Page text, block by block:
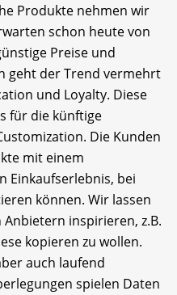
Produkte nehmen wir
schon heute von
Preise und
geht der Trend vermehrt
und Loyalty. Diese
für die künftige
Die Kunden
mit einem
Einkaufserlebnis, bei
können. Wir lassen
inspirieren, z.B.
kopieren zu wollen.
auch laufend
spielen Daten